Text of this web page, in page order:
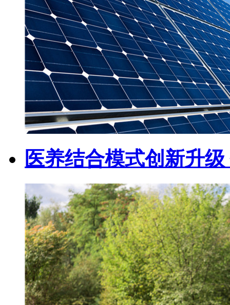
医养结合模式创新升